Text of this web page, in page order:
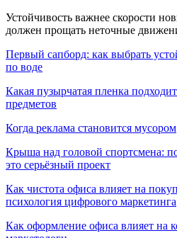
Устойчивость важнее скорости
должен прощать неточные
Первый сапборд: как выбрать
по воде
Какая пузырчатая пленка
предметов
Когда реклама становится мусором
Крыша над головой спортсмена:
это серьёзный проект
Как чистота офиса влияет на
психология цифрового маркетинга
Как оформление офиса влияет на